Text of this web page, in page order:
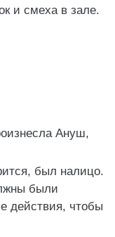
и смеха в зале.
Ануш,
был налицо.
были
действия, чтобы